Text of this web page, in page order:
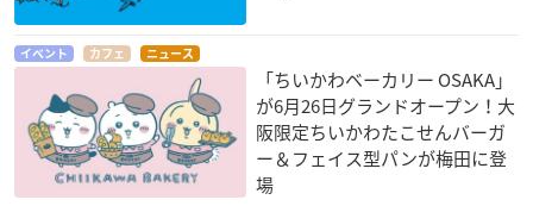
イベント カフェ ニュース
「ちいかわベーカリー OSAKA」
が6月26日グランドオープン！大
阪限定ちいかわたこせんバーガ
ー＆フェイス型パンが梅田に登
場